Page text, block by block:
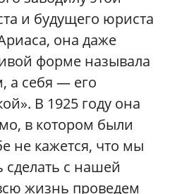
и будущего юриста
она даже
форме называла
а себя — его
В 1925 году она
в котором были
не кажется, что мы
с нашей
жизнь проведем